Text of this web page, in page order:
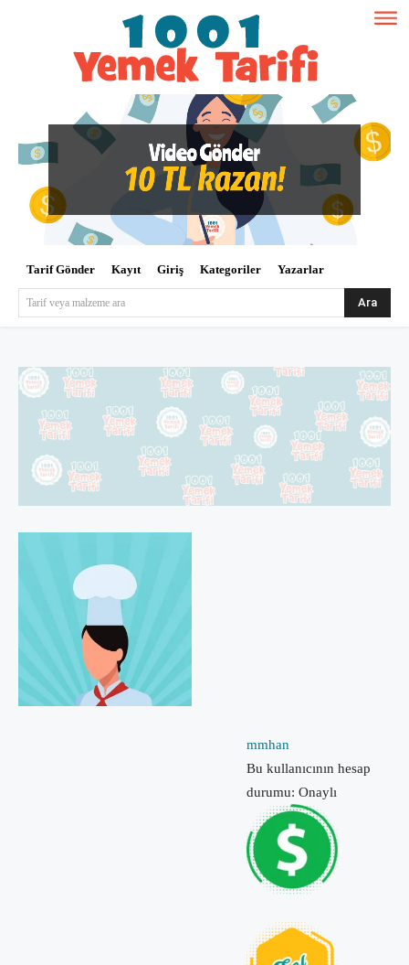
Tarif Gönder Kayıt Giriş Kategoriler Yazarlar
Tarif veya malzeme ara Ara
mmhan
Bu kullanıcının hesap
durumu: Onaylı